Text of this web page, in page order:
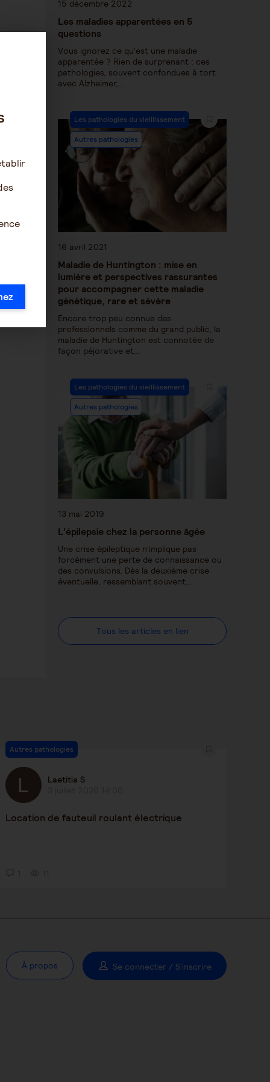
15 décembre 2022
Les maladies apparentées en 5
questions
Vous ignorez ce qu'est une maladie
apparentée ? Rien de surprenant : ces
pathologies, souvent confondues à tort
avec Alzheimer,…
Les pathologies du vieillissement
Autres pathologies
16 avril 2021
Maladie de Huntington : mise en
lumière et perspectives rassurantes
pour accompagner cette maladie
génétique, rare et sévère
Encore trop peu connue des
professionnels comme du grand public, la
maladie de Huntington est connotée de
façon péjorative et…
Les pathologies du vieillissement
Autres pathologies
13 mai 2019
L’épilepsie chez la personne âgée
Une crise épileptique n'implique pas
forcément une perte de connaissance ou
des convulsions. Dès la deuxième crise
éventuelle, ressemblant souvent…
Tous les articles en lien
Autres pathologies
Laetitia S
Location de fauteuil roulant électrique
À propos Se connecter / S'inscrire